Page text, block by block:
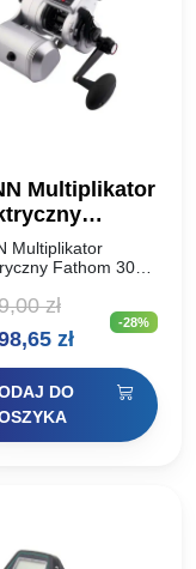
Multiplikator
30
Multiplikator
Fathom 30
pierwszy
Zbudowany
Fathom II
Drag, PENN…
zł
zł.
złAktualna
cena
wynosi:
2098,65 zł.
-28%
DO